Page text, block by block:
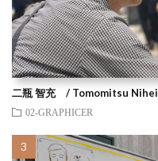
二瓶 智充 / Tomomitsu Nihei
02-GRAPHICER